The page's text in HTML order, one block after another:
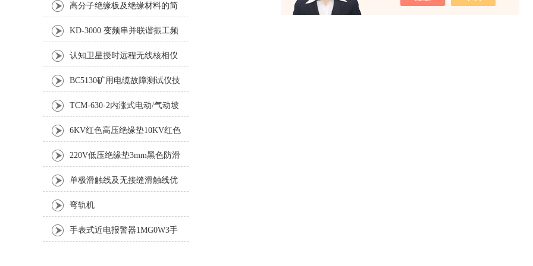
高分子绝缘板及绝缘材料的简
单说明
KD-3000 变频串并联谐振工频
耐压试验成套装置
认知卫星授时远程无线核相仪
安全事项及技术参数
BC5130矿用电缆故障测试仪技
术参数
TCM-630-2内涨式电动/气动坡
口机
6KV红色高压绝缘垫10KV红色
高压绝缘垫
220V低压绝缘垫3mm黑色防滑
绝缘胶板4mm绝缘胶板厂家
单极滑触线及无接缝滑触线优
缺点分析
弯轨机
手表式近电报警器1MG0W3手